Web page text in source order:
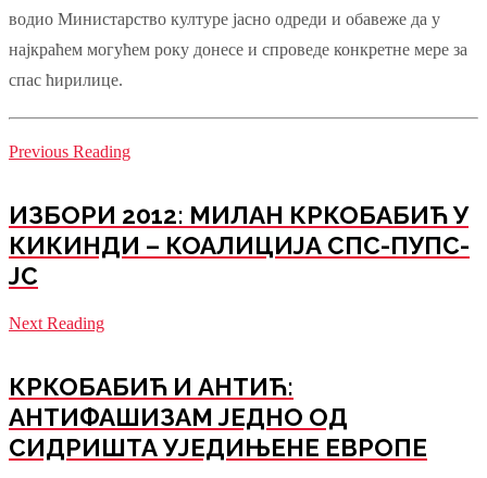
водио Министарство културе јасно одреди и обавеже да у
најкраћем могућем року донесе и спроведе конкретне мере за
спас ћирилице.
Previous Reading
ИЗБОРИ 2012: МИЛАН КРКОБАБИЋ У
КИКИНДИ – КОАЛИЦИЈА СПС-ПУПС-
ЈС
Next Reading
КРКОБАБИЋ И АНТИЋ:
АНТИФАШИЗАМ ЈЕДНО ОД
СИДРИШТА УЈЕДИЊЕНЕ ЕВРОПЕ